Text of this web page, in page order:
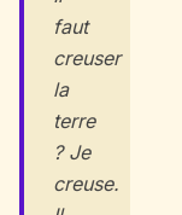
faut
creuser
la
terre
? Je
creuse.